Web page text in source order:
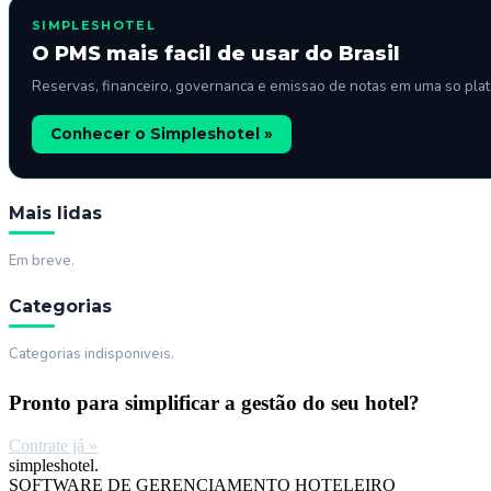
SIMPLESHOTEL
O PMS mais facil de usar do Brasil
Reservas, financeiro, governanca e emissao de notas em uma so
Conhecer o Simpleshotel »
Mais lidas
Em breve.
Categorias
Categorias indisponiveis.
Pronto para simplificar a gestão do seu hotel?
Contrate já »
simpleshotel.
SOFTWARE DE GERENCIAMENTO HOTELEIRO